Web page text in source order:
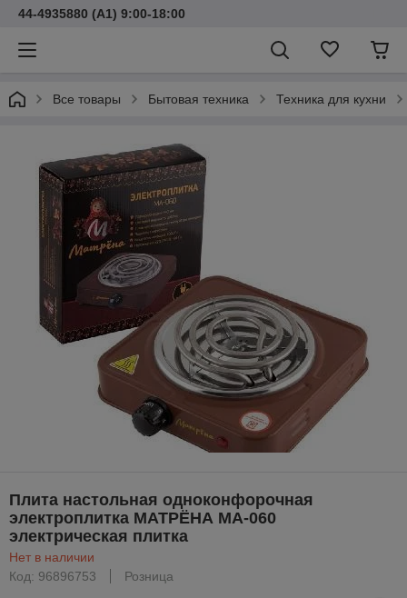
44-4935880 (A1) 9:00-18:00
Все товары Бытовая техника Техника для кухни
Плита настольная одноконфорочная
электроплитка МАТРЁНА МА-060
электрическая плитка
Нет в наличии
Код: 96896753
Розница